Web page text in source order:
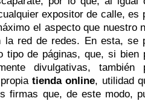
expositor de calle, es
el aspecto que nuestro
la red de redes. En esta, se
tipo de páginas, que, si bien
divulgativas, también
tienda online, utilidad
firmas que, de este modo,